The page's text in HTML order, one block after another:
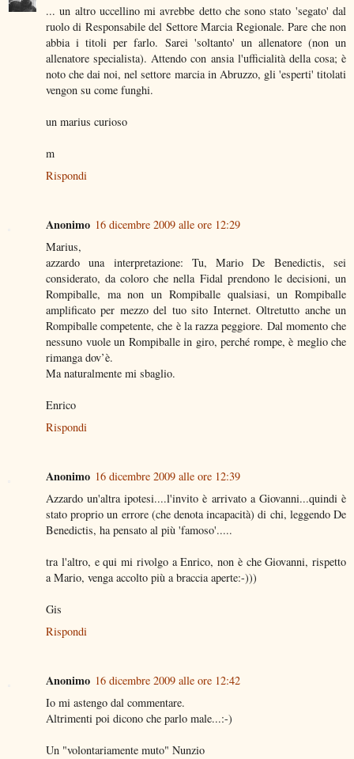
... un altro uccellino mi avrebbe detto che sono stato 'segato' dal
ruolo di Responsabile del Settore Marcia Regionale. Pare che non
abbia i titoli per farlo. Sarei 'soltanto' un allenatore (non un
allenatore specialista). Attendo con ansia l'ufficialità della cosa; è
noto che dai noi, nel settore marcia in Abruzzo, gli 'esperti' titolati
vengon su come funghi.
un marius curioso
m
Rispondi
Anonimo 16 dicembre 2009 alle ore 12:29
Marius,
azzardo una interpretazione: Tu, Mario De Benedictis, sei
considerato, da coloro che nella Fidal prendono le decisioni, un
Rompiballe, ma non un Rompiballe qualsiasi, un Rompiballe
amplificato per mezzo del tuo sito Internet. Oltretutto anche un
Rompiballe competente, che è la razza peggiore. Dal momento che
nessuno vuole un Rompiballe in giro, perché rompe, è meglio che
rimanga dov’è.
Ma naturalmente mi sbaglio.
Enrico
Rispondi
Anonimo 16 dicembre 2009 alle ore 12:39
Azzardo un'altra ipotesi....l'invito è arrivato a Giovanni...quindi è
stato proprio un errore (che denota incapacità) di chi, leggendo De
Benedictis, ha pensato al più 'famoso'.....
tra l'altro, e qui mi rivolgo a Enrico, non è che Giovanni, rispetto
a Mario, venga accolto più a braccia aperte:-)))
Gis
Rispondi
Anonimo 16 dicembre 2009 alle ore 12:42
Io mi astengo dal commentare.
Altrimenti poi dicono che parlo male...:-)
Un "volontariamente muto" Nunzio